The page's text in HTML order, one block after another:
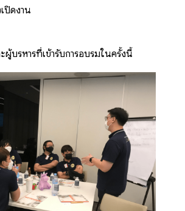
ปิดงาน
บริหารที่เข้ารับการอบรมในครั้งนี้